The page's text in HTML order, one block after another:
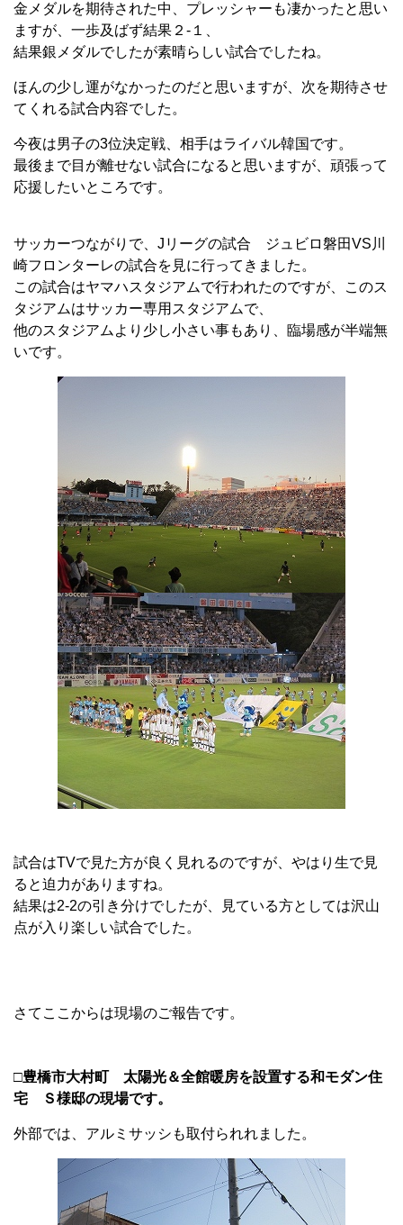
金メダルを期待された中、プレッシャーも凄かったと思い
ますが、一歩及ばず結果２-１、
結果銀メダルでしたが素晴らしい試合でしたね。
ほんの少し運がなかったのだと思いますが、次を期待させ
てくれる試合内容でした。
今夜は男子の3位決定戦、相手はライバル韓国です。
最後まで目が離せない試合になると思いますが、頑張って
応援したいところです。
サッカーつながりで、Jリーグの試合 ジュビロ磐田VS川
崎フロンターレの試合を見に行ってきました。
この試合はヤマハスタジアムで行われたのですが、このス
タジアムはサッカー専用スタジアムで、
他のスタジアムより少し小さい事もあり、臨場感が半端無
いです。
試合はTVで見た方が良く見れるのですが、やはり生で見
ると迫力がありますね。
結果は2-2の引き分けでしたが、見ている方としては沢山
点が入り楽しい試合でした。
さてここからは現場のご報告です。
□豊橋市大村町 太陽光＆全館暖房を設置する和モダン住
宅 Ｓ様邸の現場です。
外部では、アルミサッシも取付られれました。